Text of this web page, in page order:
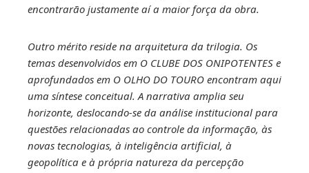
encontrarão justamente aí a maior força da obra.
Outro mérito reside na arquitetura da trilogia. Os
temas desenvolvidos em O CLUBE DOS ONIPOTENTES e
aprofundados em O OLHO DO TOURO encontram aqui
uma síntese conceitual. A narrativa amplia seu
horizonte, deslocando-se da análise institucional para
questões relacionadas ao controle da informação, às
novas tecnologias, à inteligência artificial, à
geopolítica e à própria natureza da percepção